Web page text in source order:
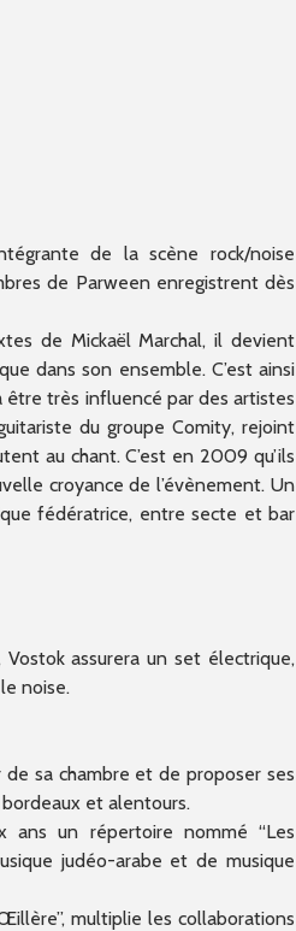
de la scène rock/noise
de Parween enregistrent dès
de Mickaël Marchal, il devient
dans son ensemble. C’est ainsi
être très influencé par des artistes
du groupe Comity, rejoint
au chant. C’est en 2009 qu’ils
croyance de l’évènement. Un
fédératrice, entre secte et bar
assurera un set électrique,
noise.
sa chambre et de proposer ses
et alentours.
ans un répertoire nommé “Les
judéo-arabe et de musique
multiplie les collaborations